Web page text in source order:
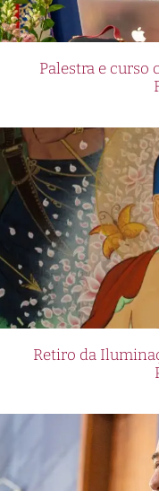
Palestra e curso
Retiro da